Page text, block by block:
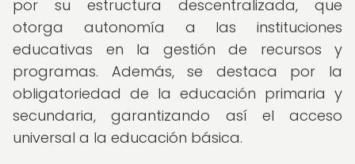
por su estructura descentralizada, que
otorga autonomía a las instituciones
educativas en la gestión de recursos y
programas. Además, se destaca por la
obligatoriedad de la educación primaria y
secundaria, garantizando así el acceso
universal a la educación básica.